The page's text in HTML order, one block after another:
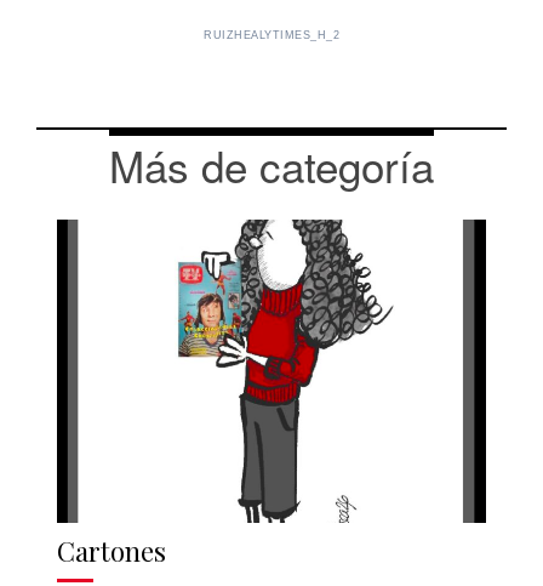
RUIZHEALYTIMES_H_2
Más de categoría
Cartones